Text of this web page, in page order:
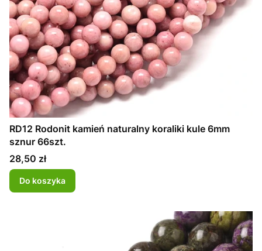
RD12 Rodonit kamień naturalny koraliki kule 6mm
sznur 66szt.
Cena
28,50 zł
Do koszyka